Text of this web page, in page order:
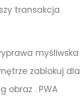
transakcja
myśliwska
zablokuj dla
obraz . PWA